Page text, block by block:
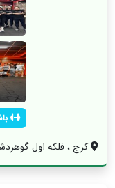
کرج ، فلکه اول